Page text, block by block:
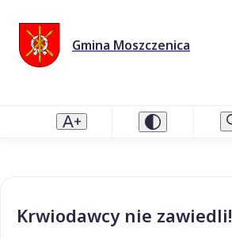
Gmina Moszczenica
Krwiodawcy nie zawiedli!